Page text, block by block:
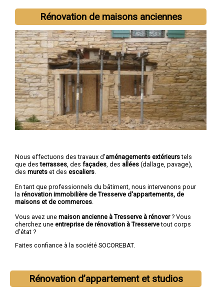
Rénovation de maisons anciennes
Nous effectuons des travaux d'aménagements extérieurstels
que desterrasses , des façades , des allées (dallage, pavage),
des murets et des escaliers
En tant que professionnels du bâtiment, nous intervenons pour
la rénovation immobilière de Tresserve d'appartements, de
maisons et de commerces
Vous avez une maison ancienne à Tresserve à rénover? Vous
cherchez une entreprise de rénovation à Tresservetout corps
d'état ?
Faites confiance à la société SOCOREBAT.
Rénovation d’appartement et studios